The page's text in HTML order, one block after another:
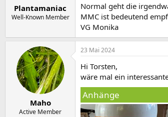
Plantamaniac
Well-Known Member
Normal geht die
MMC ist bedeutend
VG Monika
Maho
Active Member
23 Mai 2024
Hi Torsten,
wäre mal ein
Anhänge